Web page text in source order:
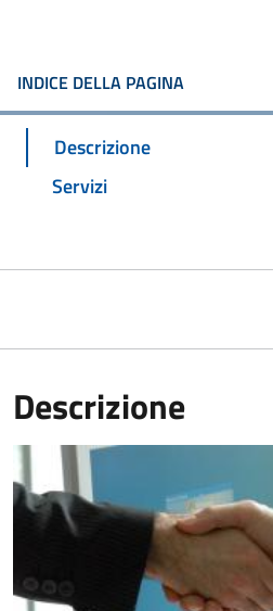
INDICE DELLA PAGINA
Descrizione
Servizi
Descrizione